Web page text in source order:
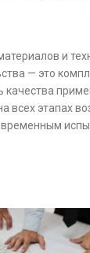
и
— это
качества
всех этапах
области